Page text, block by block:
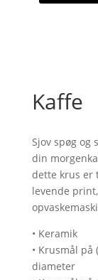
Kaffe
Sjov spøg og
din
dette krus er
levende
• Keramik
• Krusmål på
diameter